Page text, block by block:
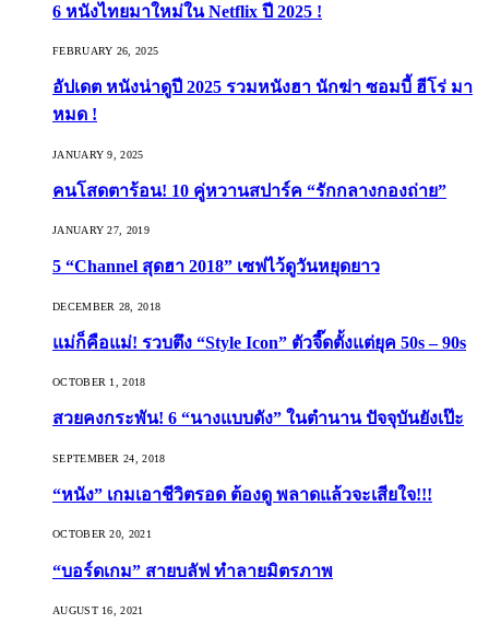
6 หนังไทยมาใหม่ใน Netflix ปี 2025 !
FEBRUARY 26, 2025
อัปเดต หนังน่าดูปี 2025 รวมหนังฮา นักฆ่า ซอมบี้ ฮีโร่ มา
หมด !
JANUARY 9, 2025
คนโสดตาร้อน! 10 คู่หวานสปาร์ค “รักกลางกองถ่าย”
JANUARY 27, 2019
5 “Channel สุดฮา 2018” เซฟไว้ดูวันหยุดยาว
DECEMBER 28, 2018
แม่ก็คือแม่! รวบตึง “Style Icon” ตัวจี๊ดตั้งแต่ยุค 50s – 90s
OCTOBER 1, 2018
สวยคงกระพัน! 6 “นางแบบดัง” ในตำนาน ปัจจุบันยังเป๊ะ
SEPTEMBER 24, 2018
“หนัง” เกมเอาชีวิตรอด ต้องดู พลาดแล้วจะเสียใจ!!!
OCTOBER 20, 2021
“บอร์ดเกม” สายบลัฟ ทำลายมิตรภาพ
AUGUST 16, 2021